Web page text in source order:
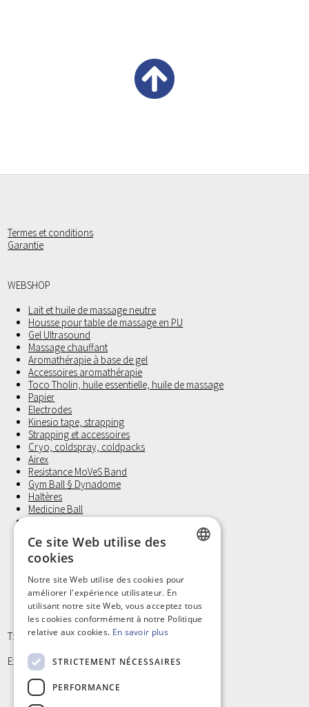
Termes et conditions
Garantie
WEBSHOP
Lait et huile de massage neutre
Housse pour table de massage en PU
Gel Ultrasound
Massage chauffant
Aromathérapie à base de gel
Accessoires aromathérapie
Toco Tholin, huile essentielle, huile de massage
Papier
Electrodes
Kinesio tape, strapping
Strapping et accessoires
Cryo, coldspray, coldpacks
Airex
Resistance MoVeS Band
Gym Ball § Dynadome
Haltères
Medicine Ball
Revalidatie
Bandes de fixation
Coussin d'assise et positionnement
Laufwunder
Petit materiel et Hygiène
T: +32 9/373 77 65
E: info@kinergy.be
FRENCH
Ce site Web utilise des
cookies
Notre site Web utilise des cookies pour
améliorer l'expérience utilisateur. En
utilisant notre site Web, vous acceptez tous
les cookies conformément à notre Politique
relative aux cookies. En savoir plus
STRICTEMENT NÉCESSAIRES
PERFORMANCE